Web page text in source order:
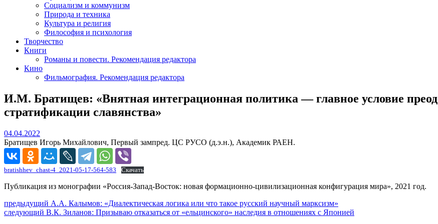
Социализм и коммунизм
Природа и техника
Культура и религия
Философия и психология
Творчество
Книги
Романы и повести. Рекомендация редактора
Кино
Фильмография. Рекомендация редактора
И.М. Братищев: «Внятная интеграционная политика — главное условие
стратификации славянства»
04.04.2022
Братищев Игорь Михайлович, Первый зампред. ЦС РУСО (д.э.н.), Академик РАЕН.
bratishhev_chast-4_2021-05-17-564-583 Скачать
Публикация из монографии «Россия-Запад-Восток: новая формационно-цивилизационная конфигурация мира», 2021 год.
Навигация
по
предыдущий Предыдущий
пост:
А.А. Калымов: «Диалектическая логика или что такое русский научный марксизм»
следующий Следующее
В.К. Зиланов: Призываю отказаться от «ельцинского» наследия в отношениях с Японией